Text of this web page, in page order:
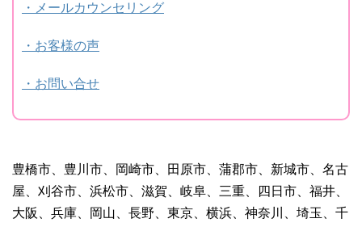
・メールカウンセリング
・お客様の声
・お問い合せ
豊橋市、豊川市、岡崎市、田原市、蒲郡市、新城市、名古
屋、刈谷市、浜松市、滋賀、岐阜、三重、四日市、福井、
大阪、兵庫、岡山、長野、東京、横浜、神奈川、埼玉、千